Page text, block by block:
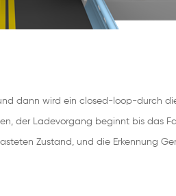
dann wird ein closed-loop-durch
der Ladevorgang beginnt bis das
Zustand, und die Erkennung